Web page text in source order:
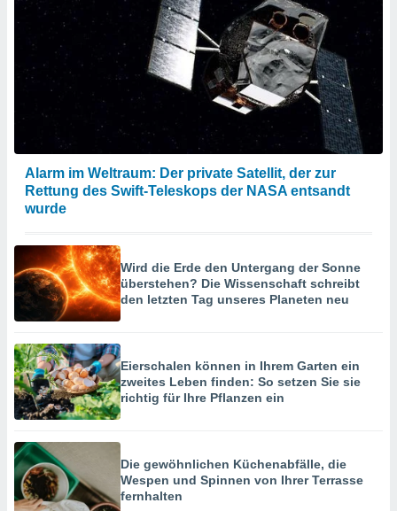
Alarm im Weltraum: Der private Satellit, der zur
Rettung des Swift-Teleskops der NASA entsandt
wurde
Wird die Erde den Untergang der Sonne
überstehen? Die Wissenschaft schreibt
den letzten Tag unseres Planeten neu
Eierschalen können in Ihrem Garten ein
zweites Leben finden: So setzen Sie sie
richtig für Ihre Pflanzen ein
Die gewöhnlichen Küchenabfälle, die
Wespen und Spinnen von Ihrer Terrasse
fernhalten